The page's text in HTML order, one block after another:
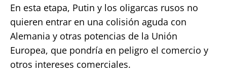
En esta etapa, Putin y los oligarcas rusos no
quieren entrar en una colisión aguda con
Alemania y otras potencias de la Unión
Europea, que pondría en peligro el comercio y
otros intereses comerciales.